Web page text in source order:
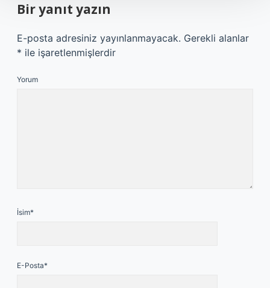
Bir yanıt yazın
E-posta adresiniz yayınlanmayacak. Gerekli alanlar
* ile işaretlenmişlerdir
Yorum
İsim*
E-Posta*